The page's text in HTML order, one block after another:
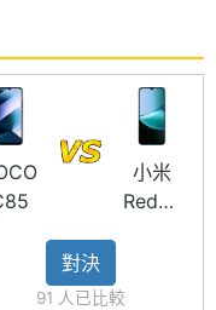
2 操作介
螢幕（120Hz 螢
處理器
RAM / 256GB
小米
Redmi
對決
91 人已比較